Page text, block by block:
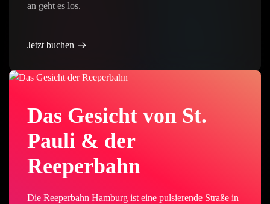
an geht es los.
Jetzt buchen
Das Gesicht von St.
Pauli & der
Reeperbahn
Die Reeperbahn Hamburg ist eine pulsierende Straße in